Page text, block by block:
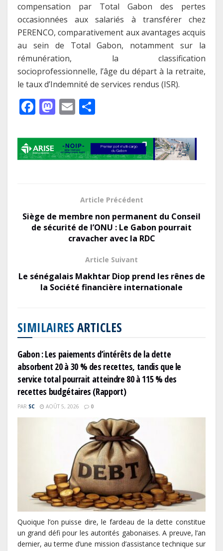
compensation par Total Gabon des pertes
occasionnées aux salariés à transférer chez
PERENCO, comparativement aux avantages acquis
au sein de Total Gabon, notamment sur la
rémunération, la classification
socioprofessionnelle, l’âge du départ à la retraite,
le taux d’Indemnité de services rendus (ISR).
F
e
b
M
to
d
E
ai
l
ta
g
Article Précédent
Siège de membre non permanent du Conseil
de sécurité de l’ONU : Le Gabon pourrait
cravacher avec la RDC
Article Suivant
Le sénégalais Makhtar Diop prend les rênes de
la Société financière internationale
SIMILAIRES ARTICLES
Gabon : Les paiements d’intérêts de la dette
absorbent 20 à 30 % des recettes, tandis que le
service total pourrait atteindre 80 à 115 % des
recettes budgétaires (Rapport)
PAR SC AOÛT 5, 2026 0
Quoique l’on puisse dire, le fardeau de la dette constitue
un grand défi pour les autorités gabonaises. A preuve, l’an
dernier, au terme d’une mission d’assistance technique sur